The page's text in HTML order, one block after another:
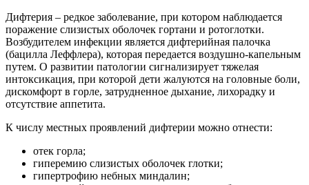
Дифтерия – редкое заболевание, при котором наблюдается
поражение слизистых оболочек гортани и ротоглотки.
Возбудителем инфекции является дифтерийная палочка
(бацилла Леффлера), которая передается воздушно-капельным
путем. О развитии патологии сигнализирует тяжелая
интоксикация, при которой дети жалуются на головные боли,
дискомфорт в горле, затрудненное дыхание, лихорадку и
отсутствие аппетита.
К числу местных проявлений дифтерии можно отнести:
отек горла;
гиперемию слизистых оболочек глотки;
гипертрофию небных миндалин;